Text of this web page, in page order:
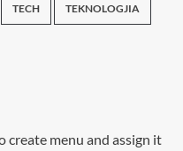
TECH TEKNOLOGJIA
create menu and assign it